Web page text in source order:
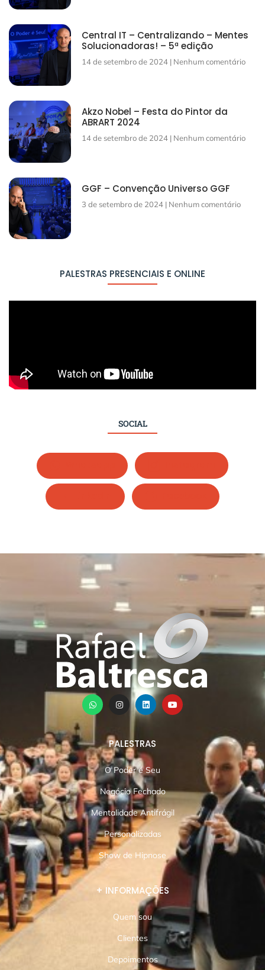
Central IT – Centralizando – Mentes
Solucionadoras! – 5ª edição
14 de setembro de 2024 Nenhum comentário
Akzo Nobel – Festa do Pintor da
ABRART 2024
14 de setembro de 2024 Nenhum comentário
GGF – Convenção Universo GGF
3 de setembro de 2024 Nenhum comentário
PALESTRAS PRESENCIAIS E ONLINE
SOCIAL
PALESTRAS
O Poder é Seu
Negócio Fechado
Mentalidade Antifrágil
Personalizadas
Show de Hipnose
+ INFORMAÇÕES
Quem sou
Clientes
Depoimentos